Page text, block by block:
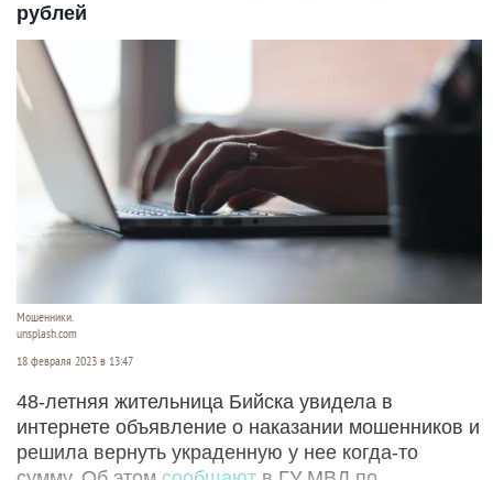
рублей
Мошенники.
unsplash.com
18 февраля 2023 в 13:47
48-летняя жительница Бийска увидела в
интернете объявление о наказании мошенников и
решила вернуть украденную у нее когда-то